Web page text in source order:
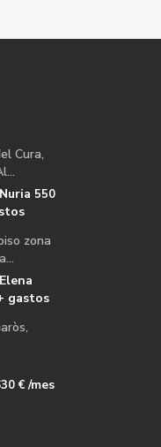
Cura,
550
zona
gastos
€/mes